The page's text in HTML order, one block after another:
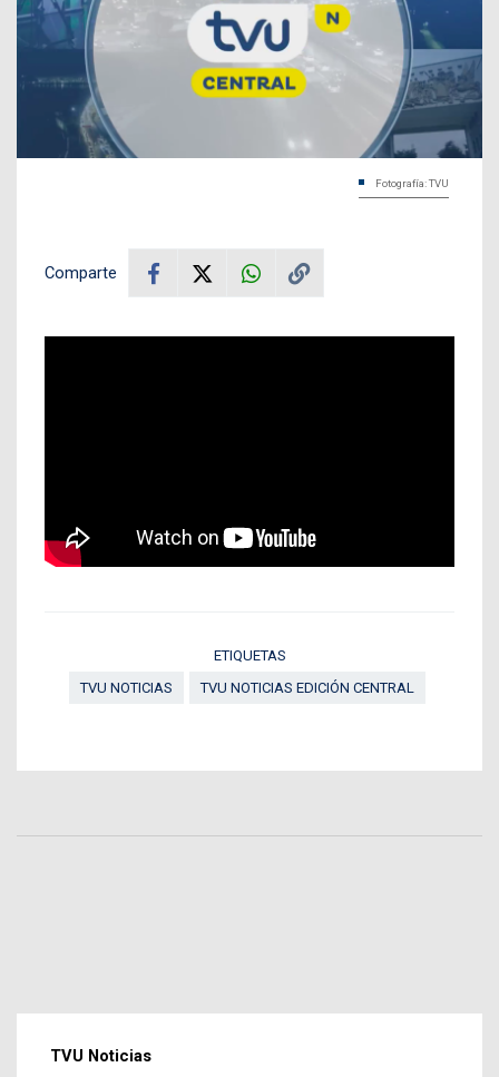
Fotografía: TVU
Comparte
ETIQUETAS
TVU NOTICIAS
TVU NOTICIAS EDICIÓN CENTRAL
TVU Noticias